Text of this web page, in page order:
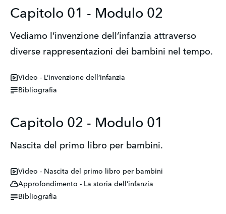
Capitolo 01 - Modulo 02
Vediamo l’invenzione dell’infanzia attraverso
diverse rappresentazioni dei bambini nel tempo.
Video - L’invenzione dell’infanzia
Bibliografia
Capitolo 02 - Modulo 01
Nascita del primo libro per bambini.
Video - Nascita del primo libro per bambini
Approfondimento - La storia dell’infanzia
Bibliografia